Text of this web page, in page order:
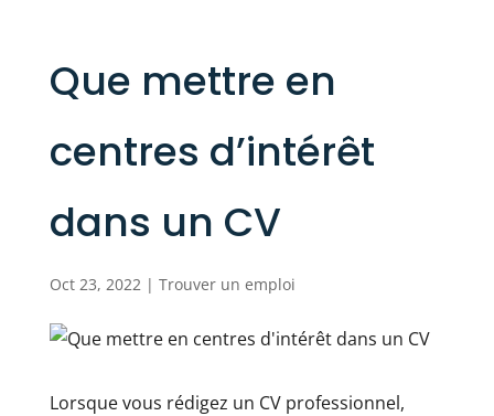
Que mettre en
centres d’intérêt
dans un CV
Oct 23, 2022| Trouver un emploi
Lorsque vous rédigez un CV professionnel,